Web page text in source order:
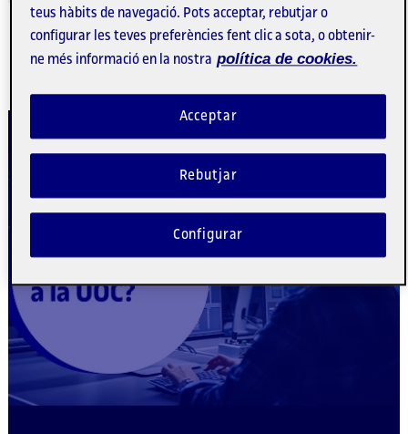
Com s'estudia a la UOC?
teus hàbits de navegació. Pots acceptar, rebutjar o
configurar les teves preferències fent clic a sota, o obtenir-
ne més informació en la nostra política de cookies.
Rebutjar
Acceptar
Configurar